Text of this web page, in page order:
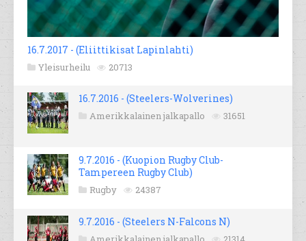
16.7.2017 - (Eliittikisat Lapinlahti)
Yleisurheilu 20713
16.7.2016 - (Steelers-Wolverines)
Amerikkalainen jalkapallo 31651
9.7.2016 - (Kuopion Rugby Club-
Tampereen Rugby Club)
Rugby 24387
9.7.2016 - (Steelers N-Falcons N)